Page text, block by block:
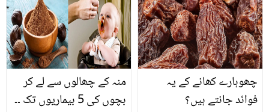
خواتین کو اہم مشورے دے
دیئے
سی بیماریوں سے بچا
سکتے ہیں؟
منہ کے چھالوں سے لے کر
بچوں کی 5 بیماریوں تک ۔۔
چھوہارے کھانے کے یہ
فوائد جانتے ہیں؟